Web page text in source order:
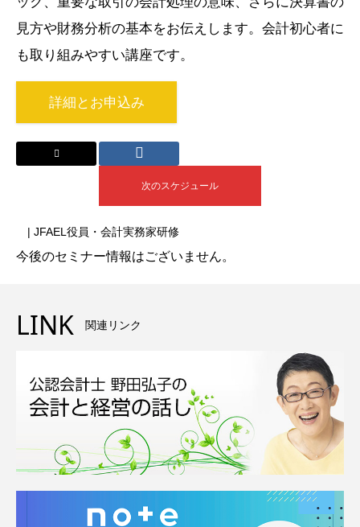
見方や財務分析の基本をお伝えします。会計初心者に
も取り組みやすい講座です。
詳細とお申込み
次のスケジュール
| JFAEL役員・会計実務家研修
今後のセミナー情報はございません。
LINK 関連リンク